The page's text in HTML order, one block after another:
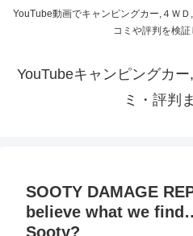
YouTube動画でキャンピングカー,４Ｗ
コミや評判を検証
YouTubeキャンピングカ
ミ・評判
SOOTY DAMAGE
believe what we
Sooty?